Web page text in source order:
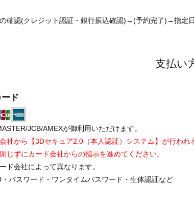
確認(クレジット認証・銀行振込確認)→(予約完了)→指定
支払い
ド
JCB/AMEXが御利用いただけます。
社から【3Dセキュア2.0（本人認証）システム】が行われ
じずにカード会社からの指示を進めてください。
ド会社によって異なります。
・パスワード・ワンタイムパスワード・生体認証など